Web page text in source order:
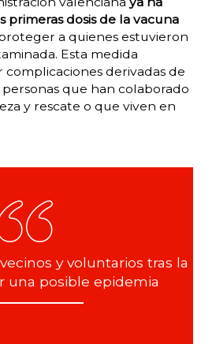
primeras dosis de la vacuna
a quienes estuvieron
Esta medida
derivadas de
que han colaborado
y rescate o que viven en
y voluntarios tras la
una posible epidemia